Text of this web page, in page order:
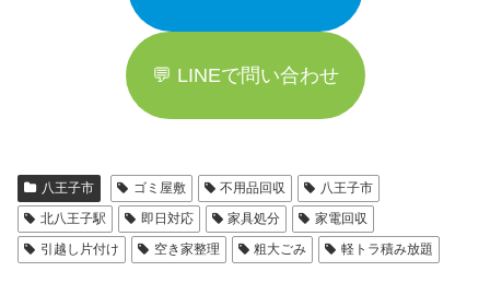
💬 LINEで問い合わせ
八王子市 ゴミ屋敷 不用品回収
八王子市
北八王子駅
即日対応 家具処分
家電回収
引越し片付け
空き家整理 粗大ごみ 軽トラ積み放題